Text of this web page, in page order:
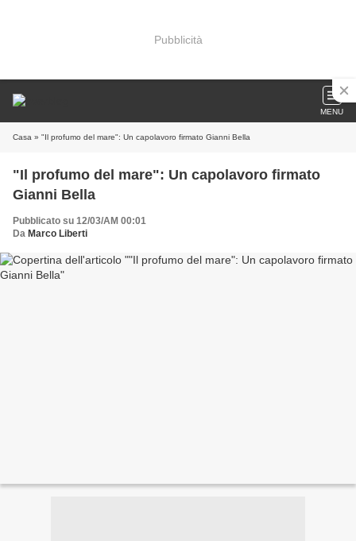
Pubblicità
MENU
Casa » "Il profumo del mare": Un capolavoro firmato Gianni Bella
"Il profumo del mare": Un capolavoro firmato
Gianni Bella
Pubblicato su 12/03/AM 00:01
Da Marco Liberti